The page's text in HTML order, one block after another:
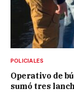
POLICIALES
Operativo de
sumó tres